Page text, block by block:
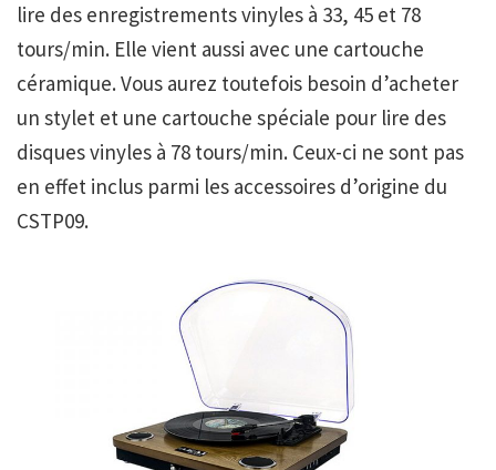
lire des enregistrements vinyles à 33, 45 et 78
tours/min. Elle vient aussi avec une cartouche
céramique. Vous aurez toutefois besoin d’acheter
un stylet et une cartouche spéciale pour lire des
disques vinyles à 78 tours/min. Ceux-ci ne sont pas
en effet inclus parmi les accessoires d’origine du
CSTP09.